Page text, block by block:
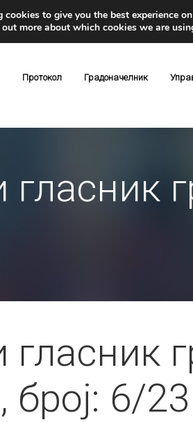
Протокол Градоначелник
гласник
број: 6/23
cookies to give you the best experience
more about which cookies we are